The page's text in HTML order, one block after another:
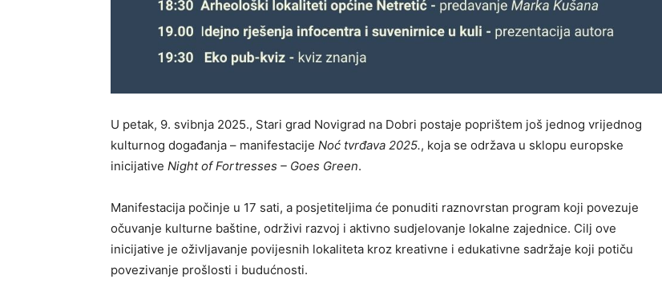
U petak, 9. svibnja 2025., Stari grad Novigrad na Dobri postaje poprištem još jednog vrijednog
kulturnog događanja – manifestacije Noć tvrđava 2025., koja se održava u sklopu europske
inicijative Night of Fortresses – Goes Green.
Manifestacija počinje u 17 sati, a posjetiteljima će ponuditi raznovrstan program koji povezuje
očuvanje kulturne baštine, održivi razvoj i aktivno sudjelovanje lokalne zajednice. Cilj ove
inicijative je oživljavanje povijesnih lokaliteta kroz kreativne i edukativne sadržaje koji potiču
povezivanje prošlosti i budućnosti.